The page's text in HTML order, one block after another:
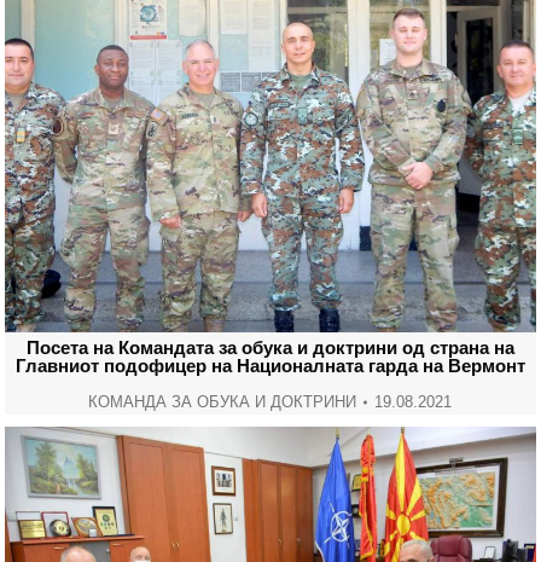
Посета на Командата за обука и доктрини од страна на
Главниот подофицер на Националната гарда на Вермонт
КОМАНДА ЗА ОБУКА И ДОКТРИНИ 19.08.2021